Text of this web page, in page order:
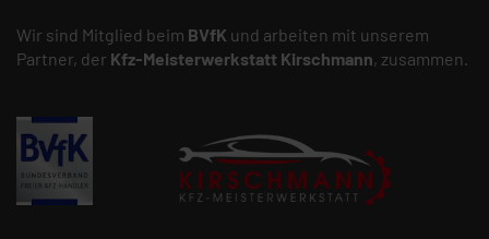
Wir sind Mitglied beim BVfK und arbeiten mit unserem
Partner, der Kfz-Meisterwerkstatt Kirschmann, zusammen.